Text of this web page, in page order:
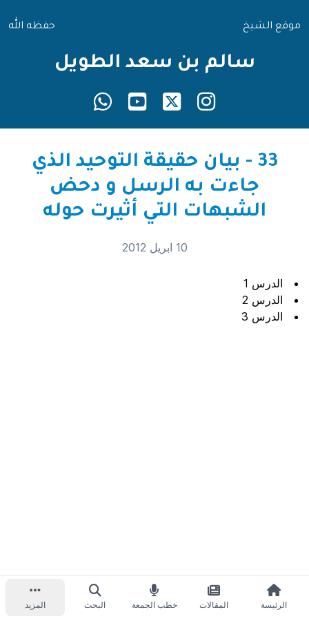
موقع الشيخ حفظه الله
سالم بن سعد الطويل
33 - بيان حقيقة التوحيد الذي
جاءت به الرسل و دحض
الشبهات التي أثيرت حوله
10 ابريل 2012
الدرس 1
الدرس 2
الدرس 3
الرئيسة المقالات خطب الجمعة البحث المزيد